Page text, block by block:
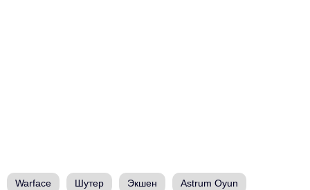
Warface Шутер Экшен Astrum Oyun